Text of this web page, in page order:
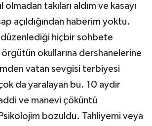
takıları aldım ve kasayı
açıldığından haberim yoktu.
düzenlediği hiçbir sohbete
örgütün okullarına dershanelerine
vatan sevgisi terbiyesi
da yaralayan bu. 10 aydır
ve manevi çöküntü
bozuldu. Tahliyemi veya